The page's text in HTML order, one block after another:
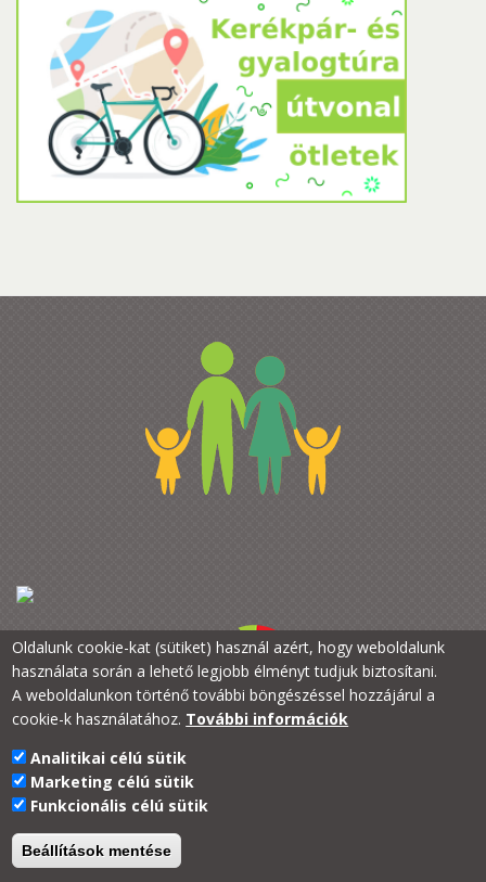
PTE Kancellária
PTE a Családokért
+36 72 /501-500/22384
Oldalunk cookie-kat (sütiket) használ azért, hogy weboldalunk
használata során a lehető legjobb élményt tudjuk biztosítani.
A weboldalunkon történő további böngészéssel hozzájárul a
cookie-k használatához. További információk
Analitikai célú sütik
Marketing célú sütik
Funkcionális célú sütik
Beállítások mentése